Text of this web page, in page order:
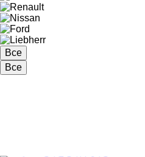
Все
Все